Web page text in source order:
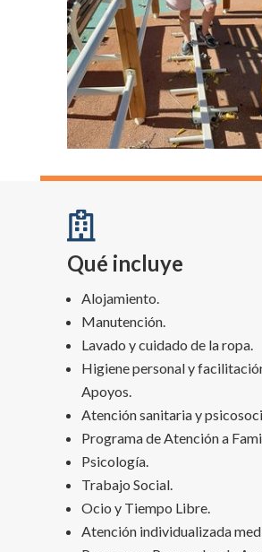

Qué incluye
Alojamiento.
Manutención.
Lavado y cuidado de la ropa.
Higiene personal y
Apoyos.
Atención sanitaria y
Programa de Atención a
Psicología.
Trabajo Social.
Ocio y Tiempo Libre.
Atención individualizada